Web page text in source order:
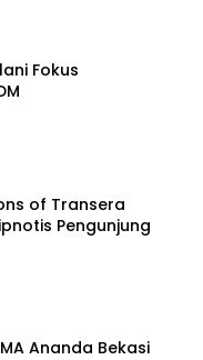
Fokus
of Transera
Pengunjung
Ananda Bekasi